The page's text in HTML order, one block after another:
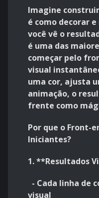
Imagine
é como decorar
você vê o
é uma das
começar pelo
visual
uma cor, ajusta
animação, o
frente como
Por que o Front-
Iniciantes?
1. **Resultados
- Cada linha de
visual